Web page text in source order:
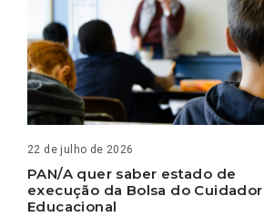
22 de julho de 2026
PAN/A quer saber estado de
execução da Bolsa do Cuidador
Educacional